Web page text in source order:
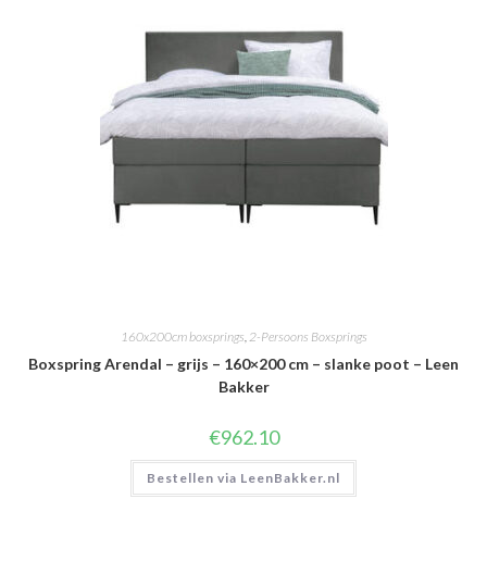
160x200cm boxsprings,2-Persoons Boxsprings
Boxspring Arendal – grijs – 160×200 cm – slanke poot – Leen
Bakker
€962.10
Bestellen via LeenBakker.nl